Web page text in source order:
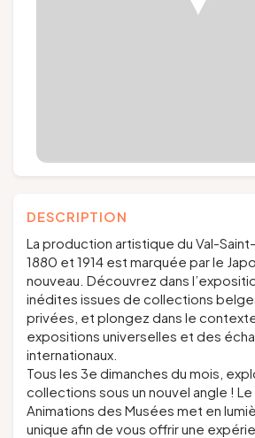
DESCRIPTION
La production artistique du Val-
1880 et 1914 est marquée par le
nouveau. Découvrez dans
inédites issues de collections
privées, et plongez dans le
expositions universelles et des
internationaux.
Tous les 3e dimanches du mois,
collections sous un nouvel angle !
Animations des Musées met en
unique afin de vous offrir une